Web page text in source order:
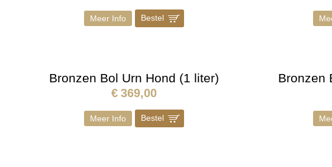
Meer Info Bestel ]
Bronzen Bol Urn Hond (1 liter)
€ 369,00
Meer Info Bestel ]
Bronzen